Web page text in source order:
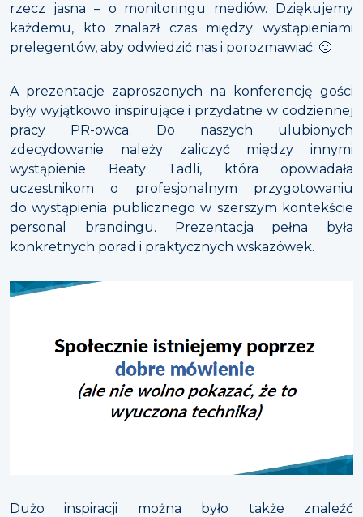
rzecz jasna – o monitoringu mediów. Dziękujemy
każdemu, kto znalazł czas między wystąpieniami
prelegentów, aby odwiedzić nas i porozmawiać. 🙂
A prezentacje zaproszonych na konferencję gości
były wyjątkowo inspirujące i przydatne w codziennej
pracy PR-owca. Do naszych ulubionych
zdecydowanie należy zaliczyć między innymi
wystąpienie Beaty Tadli, która opowiadała
uczestnikom o profesjonalnym przygotowaniu
do wystąpienia publicznego w szerszym kontekście
personal brandingu. Prezentacja pełna była
konkretnych porad i praktycznych wskazówek.
Dużo inspiracji można było także znaleźć